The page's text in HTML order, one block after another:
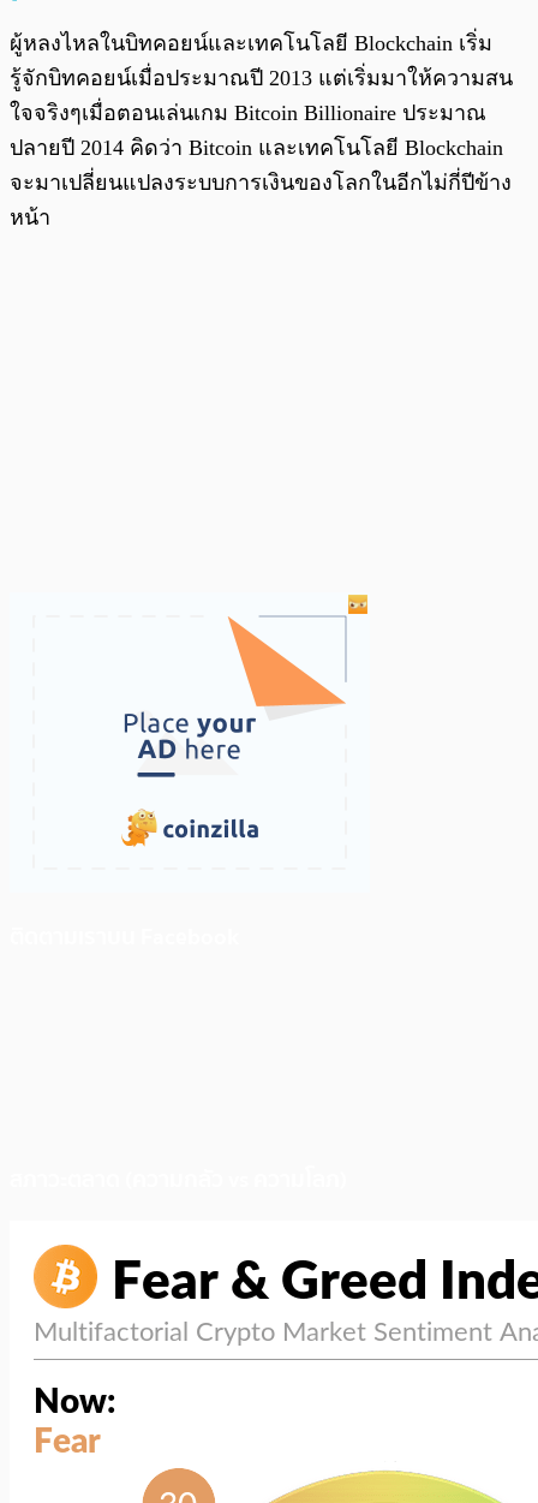
ผู้หลงไหลในบิทคอยน์และเทคโนโลยี Blockchain เริ่ม
รู้จักบิทคอยน์เมื่อประมาณปี 2013 แต่เริ่มมาให้ความสน
ใจจริงๆเมื่อตอนเล่นเกม Bitcoin Billionaire ประมาณ
ปลายปี 2014 คิดว่า Bitcoin และเทคโนโลยี Blockchain
จะมาเปลี่ยนแปลงระบบการเงินของโลกในอีกไม่กี่ปีข้าง
หน้า